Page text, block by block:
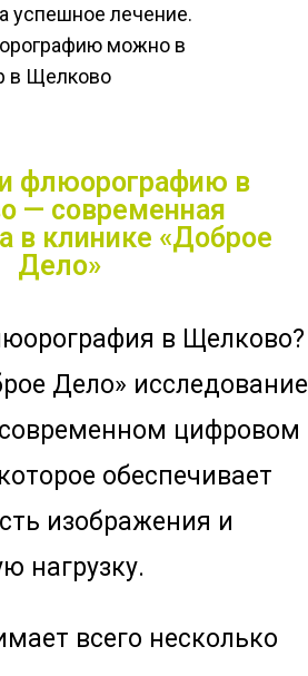
успешное лечение.
можно в
в Щелково
флюорографию в
— современная
в клинике «Доброе
Дело»
в Щелково?
Дело» исследование
цифровом
обеспечивает
изображения и
нагрузку.
всего несколько